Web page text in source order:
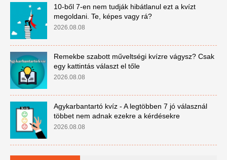
10-ből 7-en nem tudják hibátlanul ezt a kvízt
megoldani. Te, képes vagy rá?
2026.08.08
Remekbe szabott műveltségi kvízre vágysz? Csak
egy kattintás választ el tőle
2026.08.08
Agykarbantartó kvíz - A legtöbben 7 jó válasznál
többet nem adnak ezekre a kérdésekre
2026.08.08